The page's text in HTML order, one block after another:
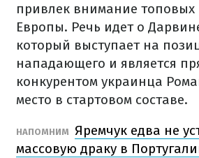
привлек внимание топовых
Европы. Речь идет о
который выступает на
нападающего и является
конкурентом украинца
место в стартовом составе.
НАПОМНИМ Яремчук едва не
массовую драку в